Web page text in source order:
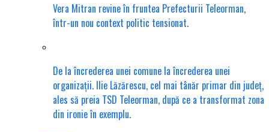
Vera Mitran revine în fruntea Prefecturii Teleorman,
într-un nou context politic tensionat.
De la încrederea unei comune la încrederea unei
organizații. Ilie Lăzărescu, cel mai tânăr primar din județ,
ales să preia TSD Teleorman, după ce a transformat zona
din ironie în exemplu.